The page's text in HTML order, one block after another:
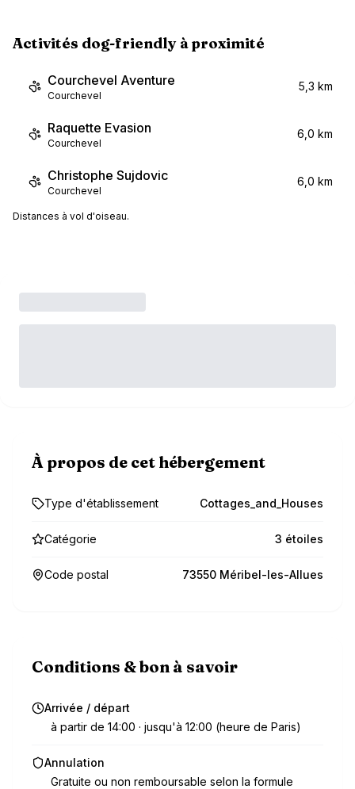
Activités dog-friendly à proximité
Courchevel Aventure
Courchevel
5,3 km
Raquette Evasion
Courchevel
6,0 km
Christophe Sujdovic
Courchevel
6,0 km
Distances à vol d'oiseau.
À propos de cet hébergement
Type d'établissement Cottages_and_Houses
Catégorie 3 étoiles
Code postal 73550 Méribel-les-Allues
Conditions & bon à savoir
Arrivée / départ
à partir de 14:00 · jusqu'à 12:00 (heure de Paris)
Annulation
Gratuite ou non remboursable selon la formule